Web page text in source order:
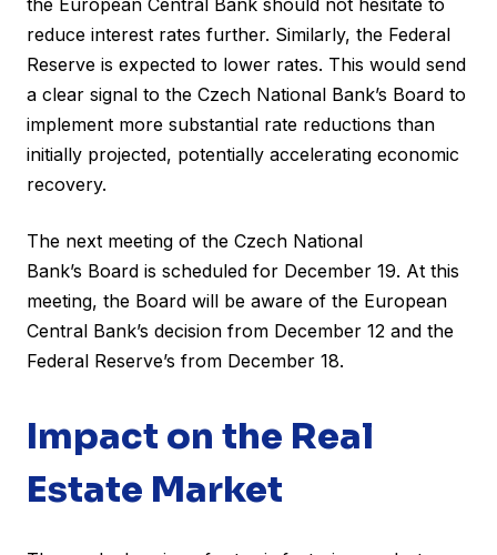
reduce interest rates further. Similarly, the Federal
Reserve is expected to lower rates. This would send
a clear signal to the Czech National Bank’s Board to
implement more substantial rate reductions than
initially projected, potentially accelerating economic
recovery.
The next meeting of the Czech National
Bank’s Board is scheduled for December 19. At this
meeting, the Board will be aware of the European
Central Bank’s decision from December 12 and the
Federal Reserve’s from December 18.
Impact on the Real
Estate Market